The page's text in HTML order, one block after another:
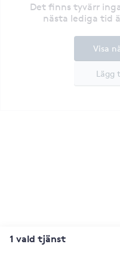
Det finns tyvärr
nästa lediga tid
Lägg
Visa
1 vald tjänst